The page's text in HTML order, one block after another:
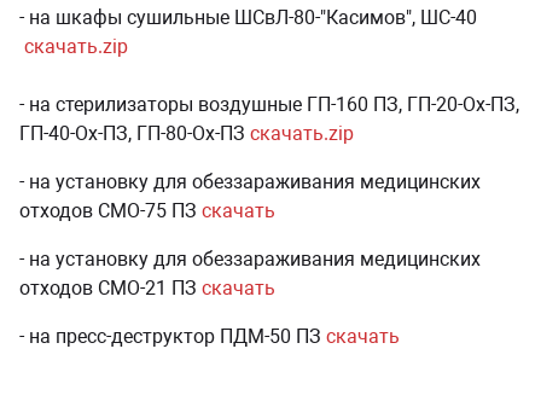
- на шкафы сушильные ШСвЛ-80-"Касимов", ШС-40
скачать.zip
- на стерилизаторы воздушные ГП-160 ПЗ, ГП-20-Ох-ПЗ,
ГП-40-Ох-ПЗ, ГП-80-Ох-ПЗ скачать.zip
- на установку для обеззараживания медицинских
отходов СМО-75 ПЗ скачать
- на установку для обеззараживания медицинских
отходов СМО-21 ПЗ скачать
- на пресс-деструктор ПДМ-50 ПЗ скачать